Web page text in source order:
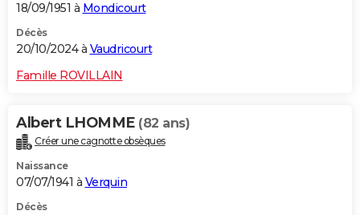
18/09/1951 à Mondicourt
Décès
20/10/2024 à Vaudricourt
Famille ROVILLAIN
Albert LHOMME (82 ans)
Créer une cagnotte obsèques
Naissance
07/07/1941 à Verquin
Décès